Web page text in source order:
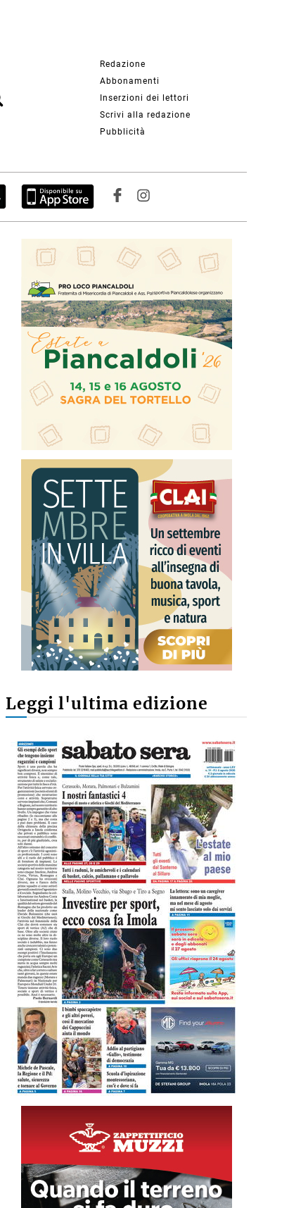
Redazione
Abbonamenti
Inserzioni dei lettori
Scrivi alla redazione
Pubblicità
Leggi l'ultima edizione